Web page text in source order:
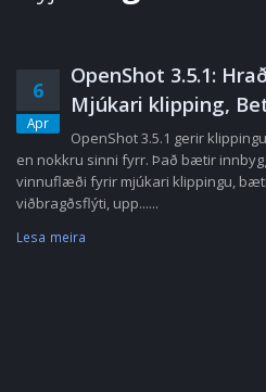
6
Apr
OpenShot 3.5.1:
Mjúkari klipping,
OpenShot 3.5.1 gerir
en nokkru sinni fyrr. Það bætir
vinnuflæði fyrir mjúkari klippingu,
viðbragðsflýti, upp......
Lesa meira